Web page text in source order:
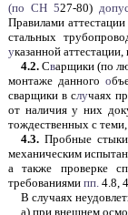
(по СН 527-80)
Правилами
стальных
указанной
4.2.Сварщики (по
монтаже данногоо
сварщики в случаях
от наличия у них
тождественных с
4.3. Пробные
механическим
а также проверке
требованиями пп. 4.8,
В случаях
а) при внешнем